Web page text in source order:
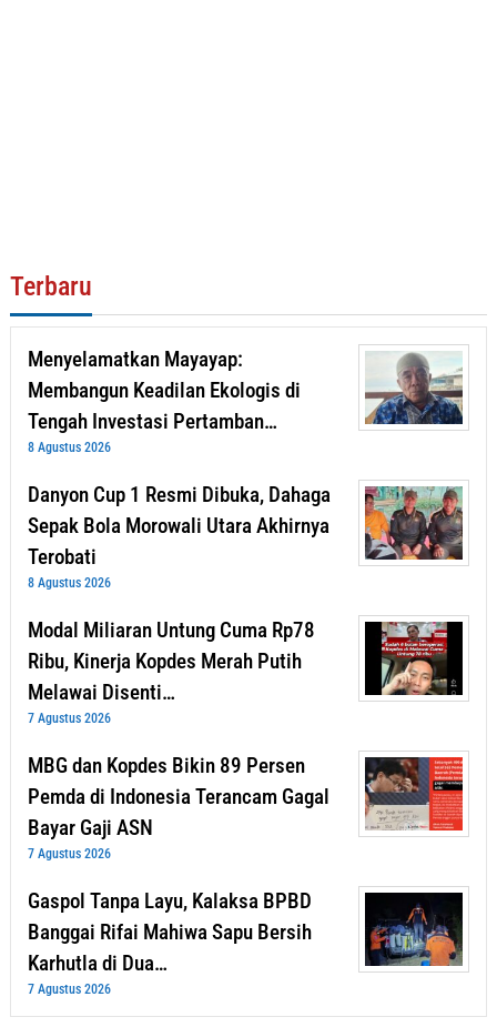
Terbaru
Menyelamatkan Mayayap:
Membangun Keadilan Ekologis di
Tengah Investasi Pertamban…
8 Agustus 2026
Danyon Cup 1 Resmi Dibuka, Dahaga
Sepak Bola Morowali Utara Akhirnya
Terobati
8 Agustus 2026
Modal Miliaran Untung Cuma Rp78
Ribu, Kinerja Kopdes Merah Putih
Melawai Disenti…
7 Agustus 2026
MBG dan Kopdes Bikin 89 Persen
Pemda di Indonesia Terancam Gagal
Bayar Gaji ASN
7 Agustus 2026
Gaspol Tanpa Layu, Kalaksa BPBD
Banggai Rifai Mahiwa Sapu Bersih
Karhutla di Dua…
7 Agustus 2026